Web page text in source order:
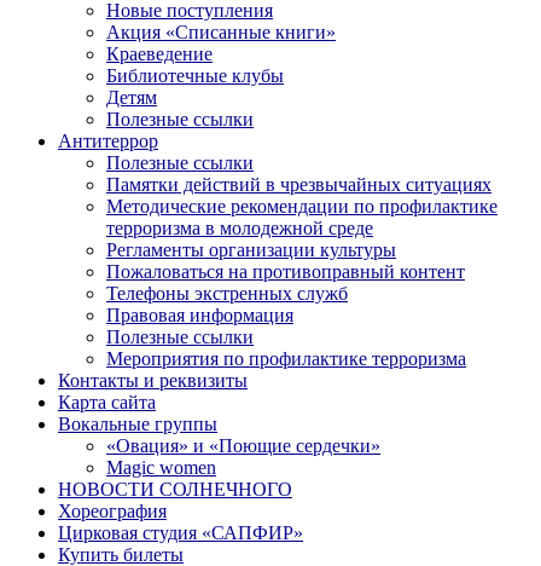
Новые поступления
Акция «Списанные книги»
Краеведение
Библиотечные клубы
Детям
Полезные ссылки
Антитеррор
Полезные ссылки
Памятки действий в чрезвычайных ситуациях
Методические рекомендации по профилактике
терроризма в молодежной среде
Регламенты организации культуры
Пожаловаться на противоправный контент
Телефоны экстренных служб
Правовая информация
Полезные ссылки
Мероприятия по профилактике терроризма
Контакты и реквизиты
Карта сайта
Вокальные группы
«Овация» и «Поющие сердечки»
Magic women
НОВОСТИ СОЛНЕЧНОГО
Хореография
Цирковая студия «САПФИР»
Купить билеты